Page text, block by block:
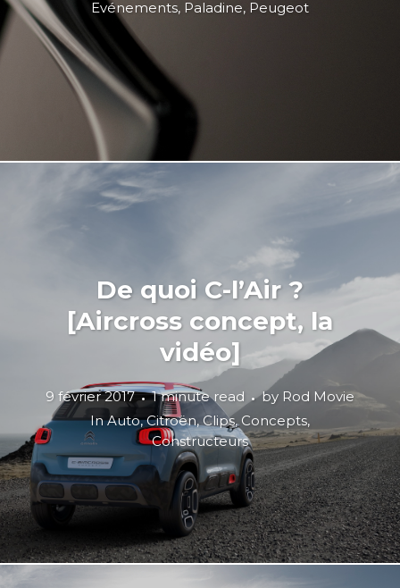
Evénements, Paladine, Peugeot
De quoi C-l’Air ?
[Aircross concept, la
vidéo]
9 février 2017 1 minute read by Rod Movie
InAuto,Citroën, Clips,Concepts,
Constructeurs